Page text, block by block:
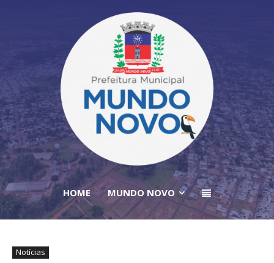
HOME MUNDO NOVO
Notícias